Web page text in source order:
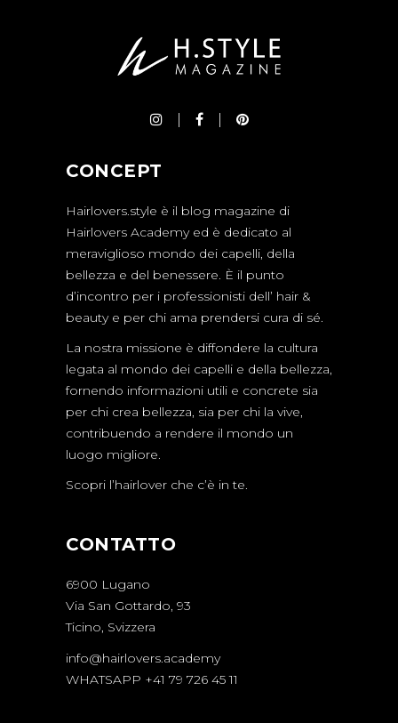
CONCEPT
Hairlovers.style è il blog magazine di
Hairlovers Academy ed è dedicato al
meraviglioso mondo dei capelli, della
bellezza e del benessere. È il punto
d’incontro per i professionisti dell’ hair &
beauty e per chi ama prendersi cura di sé.
La nostra missione è diffondere la cultura
legata al mondo dei capelli e della bellezza,
fornendo informazioni utili e concrete sia
per chi crea bellezza, sia per chi la vive,
contribuendo a rendere il mondo un
luogo migliore.
Scopri l’hairlover che c’è in te.
CONTATTO
6900 Lugano
Via San Gottardo, 93
Ticino, Svizzera
info@hairlovers.academy
WHATSAPP +41 79 726 45 11